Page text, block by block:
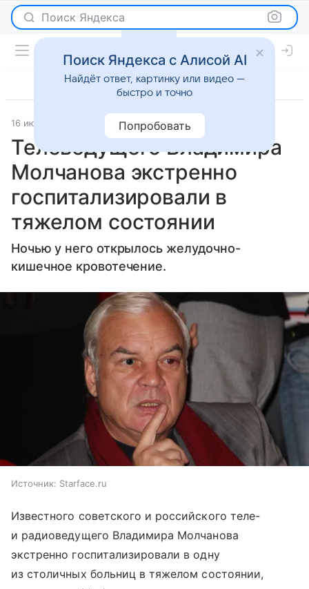
Поиск Яндекса
16 июля 2025 Российская газета Светская жизнь
Телеведущего Владимира
Молчанова экстренно
госпитализировали в
тяжелом состоянии
Ночью у него открылось желудочно-
кишечное кровотечение.
Источник: Starface.ru
Известного советского и российского теле-
и радиоведущего Владимира Молчанова
экстренно госпитализировали в одну
из столичных больниц в тяжелом состоянии,
Поиск Яндекса с Алисой AI
Найдёт ответ, картинку или видео —
быстро и точно
Попробовать